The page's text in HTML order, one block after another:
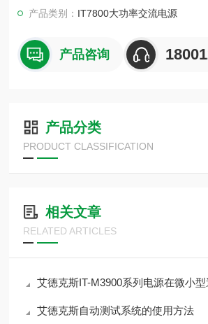
产品类别： IT7800大功率交流电源
产品咨询
产品分类
PRODUCT CLASSIFICATION
相关文章
RELATED ARTICLES
艾德克斯IT-M3900系列电源在微小型逆变
艾德克斯自动测试系统的使用方法